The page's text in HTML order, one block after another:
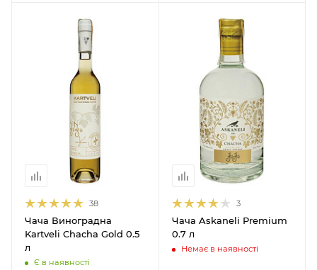
38
Чача Виноградна
Kartveli Chacha Gold 0.5
л
Є в наявності
3
Чача Askaneli Premium
0.7 л
Немає в наявності